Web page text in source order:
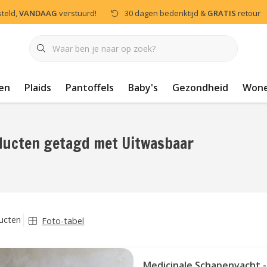
VANDAAG verstuurd! 30 dagen bedenktijd & GRATIS retour
Plaids Pantoffels Baby's Gezondheid
getagd met Uitwasbaar
Foto-tabel